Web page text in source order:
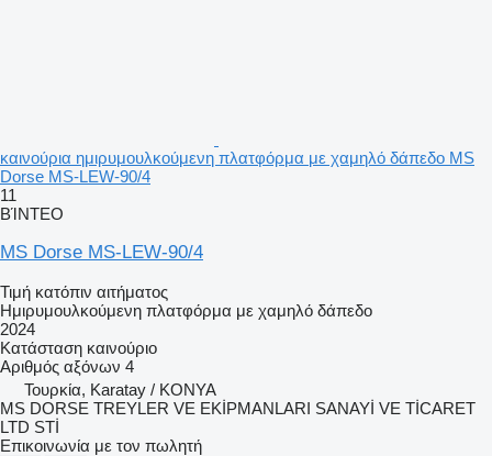
καινούρια ημιρυμουλκούμενη πλατφόρμα με χαμηλό δάπεδο MS
Dorse MS-LEW-90/4
11
ΒΊΝΤΕΟ
MS Dorse MS-LEW-90/4
Τιμή κατόπιν αιτήματος
Ημιρυμουλκούμενη πλατφόρμα με χαμηλό δάπεδο
2024
Κατάσταση καινούριο
Αριθμός αξόνων 4
Τουρκία, Karatay / KONYA
MS DORSE TREYLER VE EKİPMANLARI SANAYİ VE TİCARET
LTD STİ
Επικοινωνία με τον πωλητή